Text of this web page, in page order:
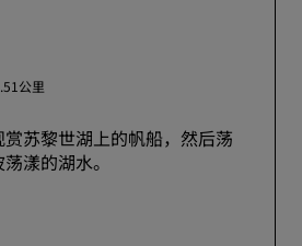
公里
苏黎世湖上的帆船，然后荡
漾的湖水。